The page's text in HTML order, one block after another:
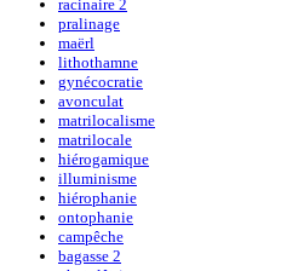
racinaire 2
pralinage
maërl
lithothamne
gynécocratie
avonculat
matrilocalisme
matrilocale
hiérogamique
illuminisme
hiérophanie
ontophanie
campêche
bagasse 2